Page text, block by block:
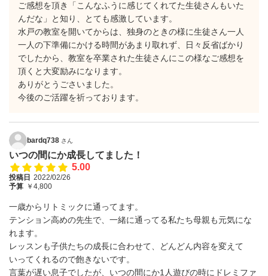
ご感想を頂き「こんなふうに感じてくれてた生徒さんもいた
んだな」と知り、とても感激しています。
水戸の教室を開いてからは、独身のときの様に生徒さん一人
一人の下準備にかける時間があまり取れず、日々反省ばかり
でしたから、教室を卒業された生徒さんにこの様なご感想を
頂くと大変励みになります。
ありがとうごさいました。
今後のご活躍を祈っております。
bardq738 さん
いつの間にか成長してました！
5.00
投稿日 2022/02/26
予算 ￥4,800
一歳からリトミックに通ってます。
テンション高めの先生で、一緒に通ってる私たち母親も元気にな
れます。
レッスンも子供たちの成長に合わせて、どんどん内容を変えて
いってくれるので飽きないです。
言葉が遅い息子でしたが、いつの間にか1人遊びの時にドレミファ